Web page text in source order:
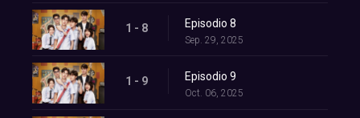
1 - 8 Episodio 8
Sep. 29, 2025
1 - 9 Episodio 9
Oct. 06, 2025